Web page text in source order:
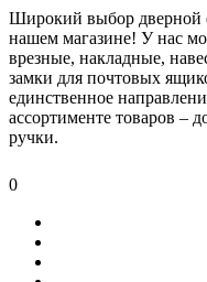
Широкий выбор дверной
нашем магазине! У нас
врезные, накладные,
замки для почтовых
единственное
ассортименте товаров –
ручки.
0